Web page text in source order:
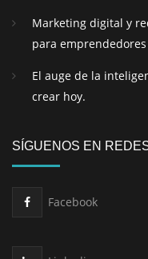
Marketing digital y
para emprendedores
El auge de la
crear hoy.
SÍGUENOS EN
Facebook